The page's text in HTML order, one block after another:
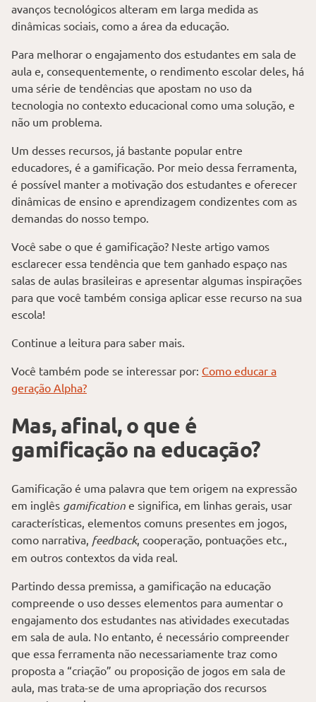
avanços tecnológicos alteram em larga medida as
dinâmicas sociais, como a área da educação.
Para melhorar o engajamento dos estudantes em sala de
aula e, consequentemente, o rendimento escolar deles, há
uma série de tendências que apostam no uso da
tecnologia no contexto educacional como uma solução, e
não um problema.
Um desses recursos, já bastante popular entre
educadores, é a gamificação. Por meio dessa ferramenta,
é possível manter a motivação dos estudantes e oferecer
dinâmicas de ensino e aprendizagem condizentes com as
demandas do nosso tempo.
Você sabe o que é gamificação? Neste artigo vamos
esclarecer essa tendência que tem ganhado espaço nas
salas de aulas brasileiras e apresentar algumas inspirações
para que você também consiga aplicar esse recurso na sua
escola!
Continue a leitura para saber mais.
Você também pode se interessar por: Como educar a
geração Alpha?
Mas, afinal, o que é
gamificação na educação?
Gamificação é uma palavra que tem origem na expressão
em inglês gamification e significa, em linhas gerais, usar
características, elementos comuns presentes em jogos,
como narrativa, feedback, cooperação, pontuações etc.,
em outros contextos da vida real.
Partindo dessa premissa, a gamificação na educação
compreende o uso desses elementos para aumentar o
engajamento dos estudantes nas atividades executadas
em sala de aula. No entanto, é necessário compreender
que essa ferramenta não necessariamente traz como
proposta a “criação” ou proposição de jogos em sala de
aula, mas trata-se de uma apropriação dos recursos